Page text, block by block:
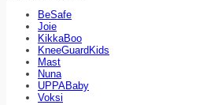
BeSafe
Joie
KikkaBoo
KneeGuardKids
Mast
Nuna
UPPABaby
Voksi